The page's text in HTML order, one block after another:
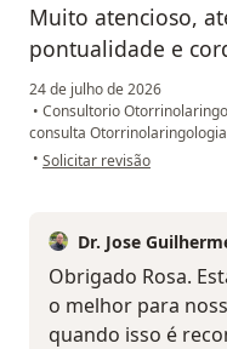
Muito atencioso,
pontualidade e
24 de julho de 2026
• Consultorio
consulta Otorrinolaringologia
• na opinião do utilizador
Solicitar revisão
Dr. Jose
Obrigado Rosa.
o melhor para
quando isso é